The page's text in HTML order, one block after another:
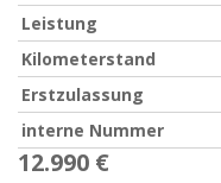
Leistung
Kilometerstand
Erstzulassung
interne Nummer
12.990 €